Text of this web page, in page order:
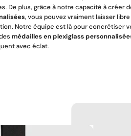
De plus, grâce à notre capacité à créer
, vous pouvez vraiment laisser
Notre équipe est là pour concrétiser
médailles en plexiglass
avec éclat.